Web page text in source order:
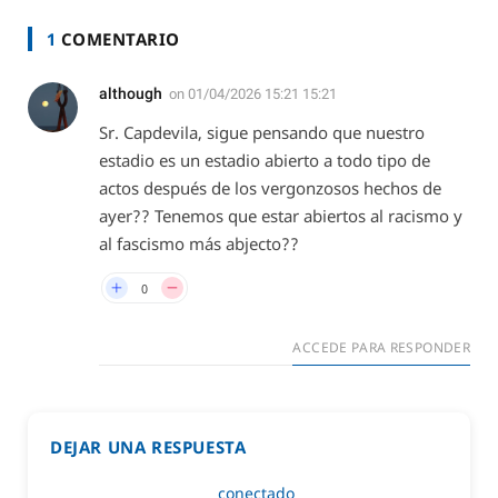
1 COMENTARIO
although on 01/04/2026 15:21 15:21
Sr. Capdevila, sigue pensando que nuestro
estadio es un estadio abierto a todo tipo de
actos después de los vergonzosos hechos de
ayer?? Tenemos que estar abiertos al racismo y
al fascismo más abjecto??
0
ACCEDE PARA RESPONDER
DEJAR UNA RESPUESTA
conectado